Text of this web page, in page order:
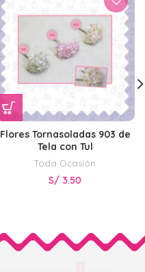
Flores Tornasoladas 903 de
Tela con Tul
Toda Ocasión
S/ 3.50